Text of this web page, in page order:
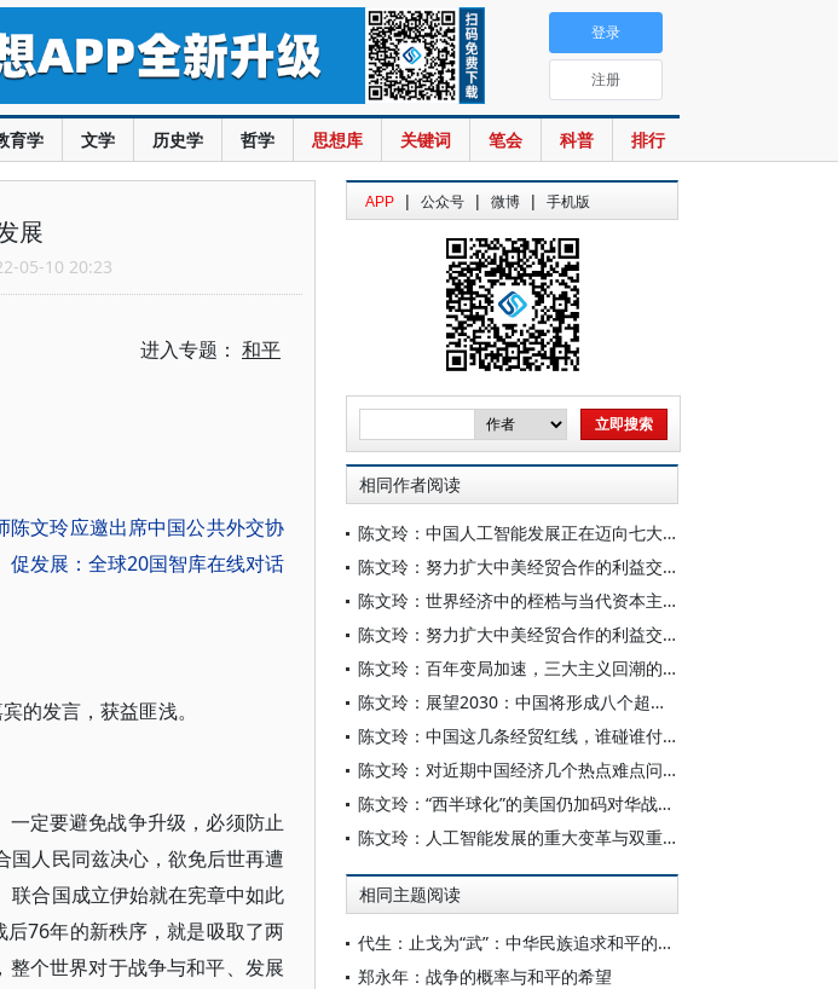
育学 文学 历史学 哲学 思想库 关键词 笔会 科普 排行
登录
注册
展
05-10 20:23
进入专题： 和平
陈文玲应邀出席中国公共外交协
促发展：全球20国智库在线对话
的发言，获益匪浅。
定要避免战争升级，必须防止
国人民同兹决心，欲免后世再遭
联合国成立伊始就在宪章中如此
76年的新秩序，就是吸取了两
个世界对于战争与和平、发展
APP | 公众号 | 微博 | 手机版
相同作者阅读
陈文玲：中国人工智能发展正在迈向七大跃迁
陈文玲：努力扩大中美经贸合作的利益交汇点——相向而行 在博弈中实现共生
陈文玲：世界经济中的桎梏与当代资本主义危机
陈文玲：努力扩大中美经贸合作的利益交汇点 为世界经济注入更多的确定性与稳定性
陈文玲：百年变局加速，三大主义回潮的深层冲击
陈文玲：展望2030：中国将形成八个超大规模场景
陈文玲：中国这几条经贸红线，谁碰谁付出代价
陈文玲：对近期中国经济几个热点难点问题的深度解析
陈文玲：“西半球化”的美国仍加码对华战略，中国需构筑四条经贸底线
陈文玲：人工智能发展的重大变革与双重场景
相同主题阅读
代生：止戈为“武”：中华民族追求和平的智慧
郑永年：战争的概率与和平的希望